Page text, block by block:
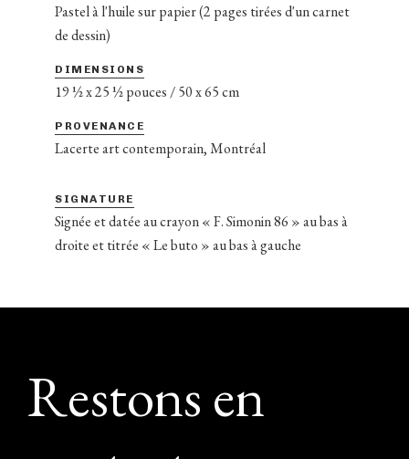
Pastel à l'huile sur papier (2 pages tirées d'un carnet
de dessin)
DIMENSIONS
19 ½ x 25 ½ pouces / 50 x 65 cm
PROVENANCE
Lacerte art contemporain, Montréal
SIGNATURE
Signée et datée au crayon « F. Simonin 86 » au bas à
droite et titrée « Le buto » au bas à gauche
Footer
Restons en